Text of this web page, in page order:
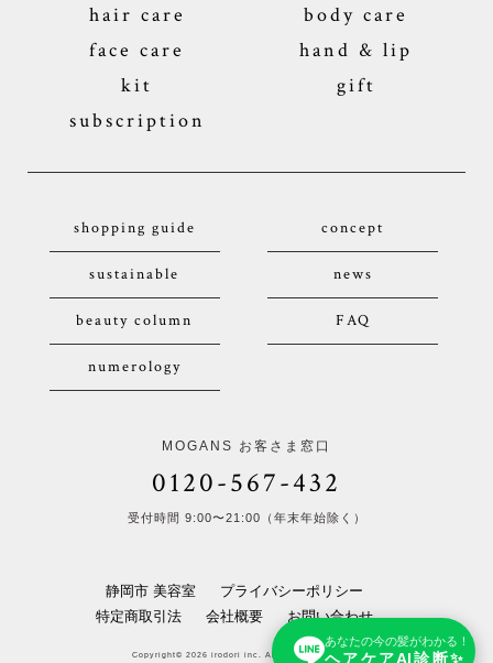
あなたの今の髪がわかる！
ヘアケアAI診断✨
hair care
body care
face care
hand & lip
kit
gift
subscription
shopping guide concept
sustainable news
beauty column FAQ
numerology
MOGANS お客さま窓口
0120-567-432
受付時間 9:00〜21:00（年末年始除く）
静岡市 美容室
プライバシーポリシー
特定商取引法
会社概要 お問い合わせ
Copyright© 2026 irodori inc. All Rights Reserved.